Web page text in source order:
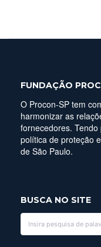
FUNDAÇÃO
O Procon-SP tem
harmonizar as
fornecedores.
política de proteção
de São Paulo.
BUSCA NO SITE